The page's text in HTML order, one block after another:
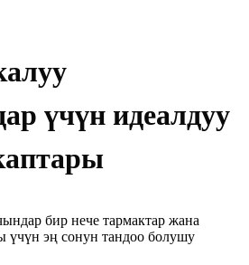
үчүн идеалдуу
бир нече тармактар ​​жана
үчүн эң сонун тандоо болушу